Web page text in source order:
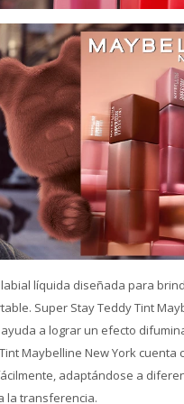
líquida diseñada para
Super Stay Teddy Tint
a lograr un efecto
Maybelline New York cuenta
adaptándose a
la transferencia.